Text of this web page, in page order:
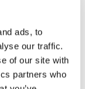
ads, to
our traffic.
of our site with
partners who
120€
275€ / 115€
sekä
osalle